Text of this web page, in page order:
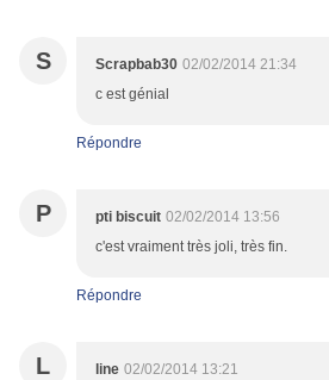
S Scrapbab30 02/02/2014 21:34
c est génial
Répondre
P pti biscuit 02/02/2014 13:56
c'est vraiment très joli, très fin.
Répondre
L line 02/02/2014 13:21